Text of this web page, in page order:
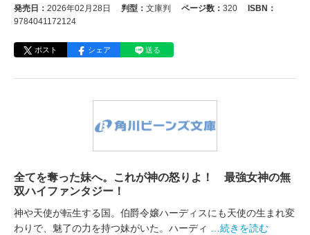
発売日： 2026年02月28日 判型： 文庫判 ページ数： 320
ISBN：
9784041172124
ポスト シェア 送る
全てを奪った妹へ。これが神の怒りよ！ 最強女神の無
双ハイファンタジー！
神や天使が転生する国。伯爵令嬢ハーディスにも天使の生まれ変
わりで、魅了の力を持つ妹がいた。ハーディ
…続きを読む